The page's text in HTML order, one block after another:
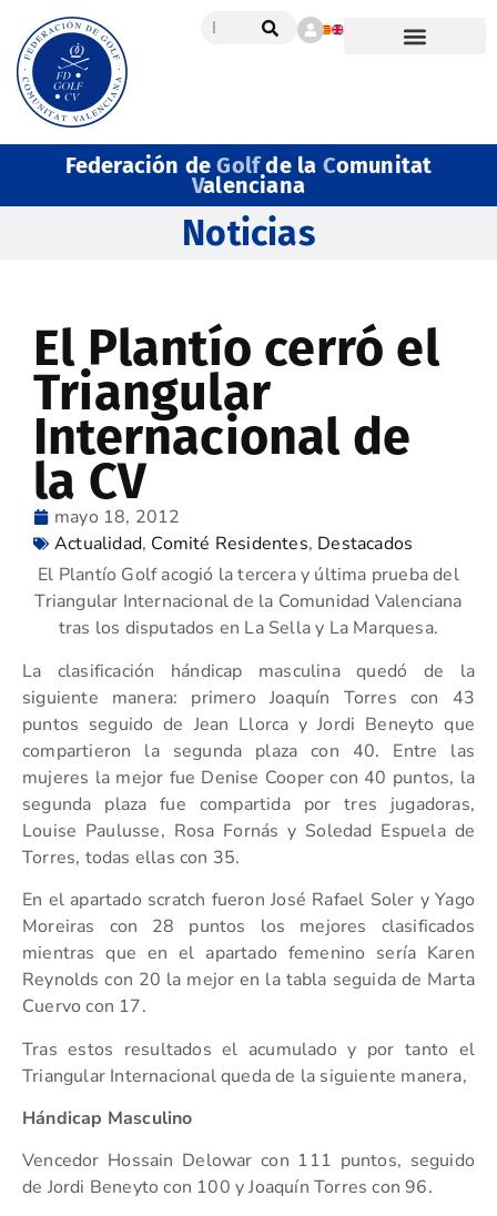
Federación deGolfde la Comunitat
Valenciana
Noticias
El Plantío cerró el
Triangular
Internacional de
la CV
mayo 18, 2012
Actualidad, Comité Residentes, Destacados
El Plantío Golf acogió la tercera y última prueba del
Triangular Internacional de la Comunidad Valenciana
tras los disputados en La Sella y La Marquesa.
La clasificación hándicap masculina quedó de la
siguiente manera: primero Joaquín Torres con 43
puntos seguido de Jean Llorca y Jordi Beneyto que
compartieron la segunda plaza con 40. Entre las
mujeres la mejor fue Denise Cooper con 40 puntos, la
segunda plaza fue compartida por tres jugadoras,
Louise Paulusse, Rosa Fornás y Soledad Espuela de
Torres, todas ellas con 35.
En el apartado scratch fueron José Rafael Soler y Yago
Moreiras con 28 puntos los mejores clasificados
mientras que en el apartado femenino sería Karen
Reynolds con 20 la mejor en la tabla seguida de Marta
Cuervo con 17.
Tras estos resultados el acumulado y por tanto el
Triangular Internacional queda de la siguiente manera,
Hándicap Masculino
Vencedor Hossain Delowar con 111 puntos, seguido
de Jordi Beneyto con 100 y Joaquín Torres con 96.